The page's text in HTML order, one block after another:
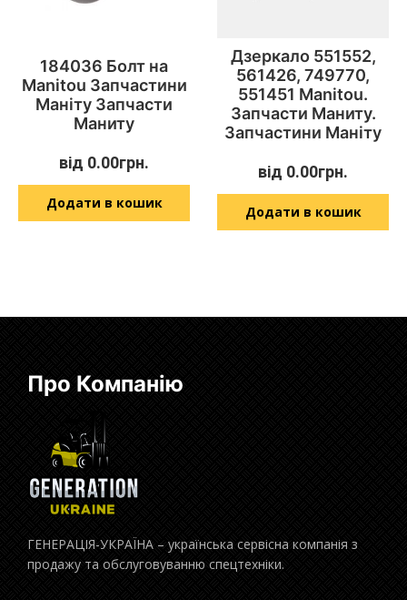
184036 Болт на
Manitou Запчастини
Маніту Запчасти
Маниту
від 0.00грн.
Додати в кошик
Дзеркало 551552,
561426, 749770,
551451 Manitou.
Запчасти Маниту.
Запчастини Маніту
від 0.00грн.
Додати в кошик
Про Компанію
ГЕНЕРАЦІЯ-УКРАЇНА – українська сервісна компанія з
продажу та обслуговуванню спецтехніки.